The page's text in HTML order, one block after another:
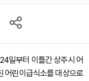
일부터 이틀간 상주시 어
어린이급식소를 대상으로